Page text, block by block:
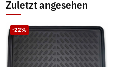
Zuletzt angesehen
-22%